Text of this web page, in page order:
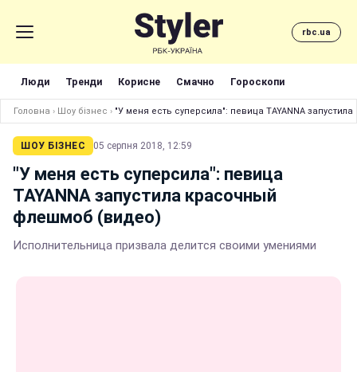
rbc.ua
Люди Тренди Корисне Смачно Гороскопи
Головна › Шоу бізнес › "У меня есть суперсила": певица TAYANNA
ШОУ БІЗНЕС 05 серпня 2018, 12:59
"У меня есть суперсила": певица
TAYANNA запустила красочный
флешмоб (видео)
Исполнительница призвала делится своими умениями